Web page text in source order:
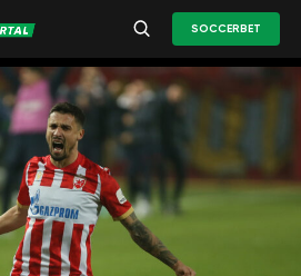
SOCCERBET